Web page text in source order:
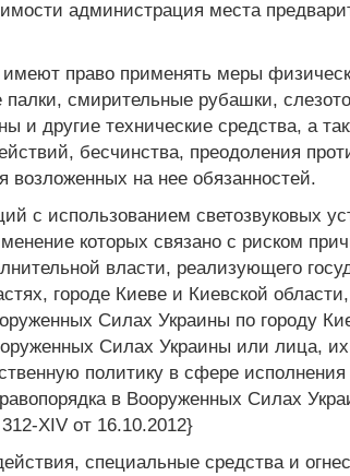
администрация места
право применять меры
смирительные рубашки,
другие технические средства, а
бесчинства, преодоления
на нее обязанностей.
с использованием светозвуковых
которых связано с риском
власти, реализующего
городе Киеве и Киевской
Силах Украины по городу
Силах Украины или лица,
политику в сфере
в Вооруженных Силах
XIV от 16.10.2012}
специальные средства и